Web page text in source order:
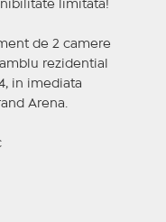
limitata!
de 2 camere
rezidential
in imediata
Arena.